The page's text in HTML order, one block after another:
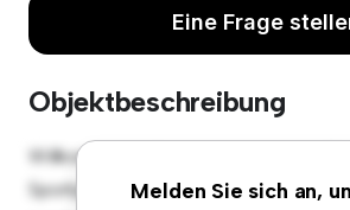
Eine Frage
Objektbeschreibung
Melden Sie sich an,
Willkommen in Ihrem neuen urbanen
Sportplatzstraße 166-7, 4794